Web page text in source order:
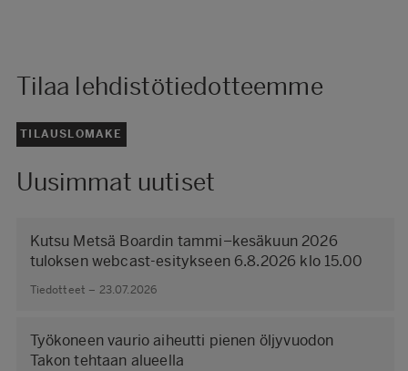
Tilaa lehdistötiedotteemme
TILAUSLOMAKE
Uusimmat uutiset
Kutsu Metsä Boardin tammi–kesäkuun 2026
tuloksen webcast-esitykseen 6.8.2026 klo 15.00
Tiedotteet – 23.07.2026
Työkoneen vaurio aiheutti pienen öljyvuodon
Takon tehtaan alueella